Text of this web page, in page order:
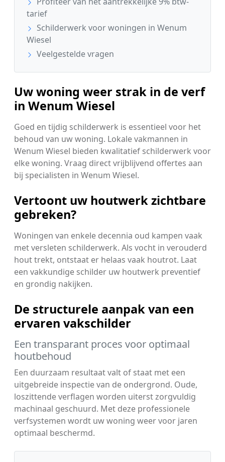
tarief
Schilderwerk voor woningen in Wenum
Wiesel
Veelgestelde vragen
Uw woning weer strak in de verf
in Wenum Wiesel
Goed en tijdig schilderwerk is essentieel voor het
behoud van uw woning. Lokale vakmannen in
Wenum Wiesel bieden kwalitatief schilderwerk voor
elke woning. Vraag direct vrijblijvend offertes aan
bij specialisten in Wenum Wiesel.
Vertoont uw houtwerk zichtbare
gebreken?
Woningen van enkele decennia oud kampen vaak
met versleten schilderwerk. Als vocht in verouderd
hout trekt, ontstaat er helaas vaak houtrot. Laat
een vakkundige schilder uw houtwerk preventief
en grondig nakijken.
De structurele aanpak van een
ervaren vakschilder
Een transparant proces voor optimaal
houtbehoud
Een duurzaam resultaat valt of staat met een
uitgebreide inspectie van de ondergrond. Oude,
loszittende verflagen worden uiterst zorgvuldig
machinaal geschuurd. Met deze professionele
verfsystemen wordt uw woning weer voor jaren
optimaal beschermd.